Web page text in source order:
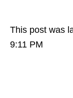
This post was
9:11 PM